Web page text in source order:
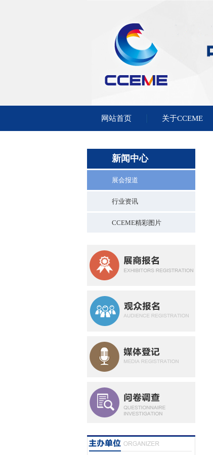
网站首页 关于CCEME
新闻中心
展会报道
行业资讯
CCEME精彩图片